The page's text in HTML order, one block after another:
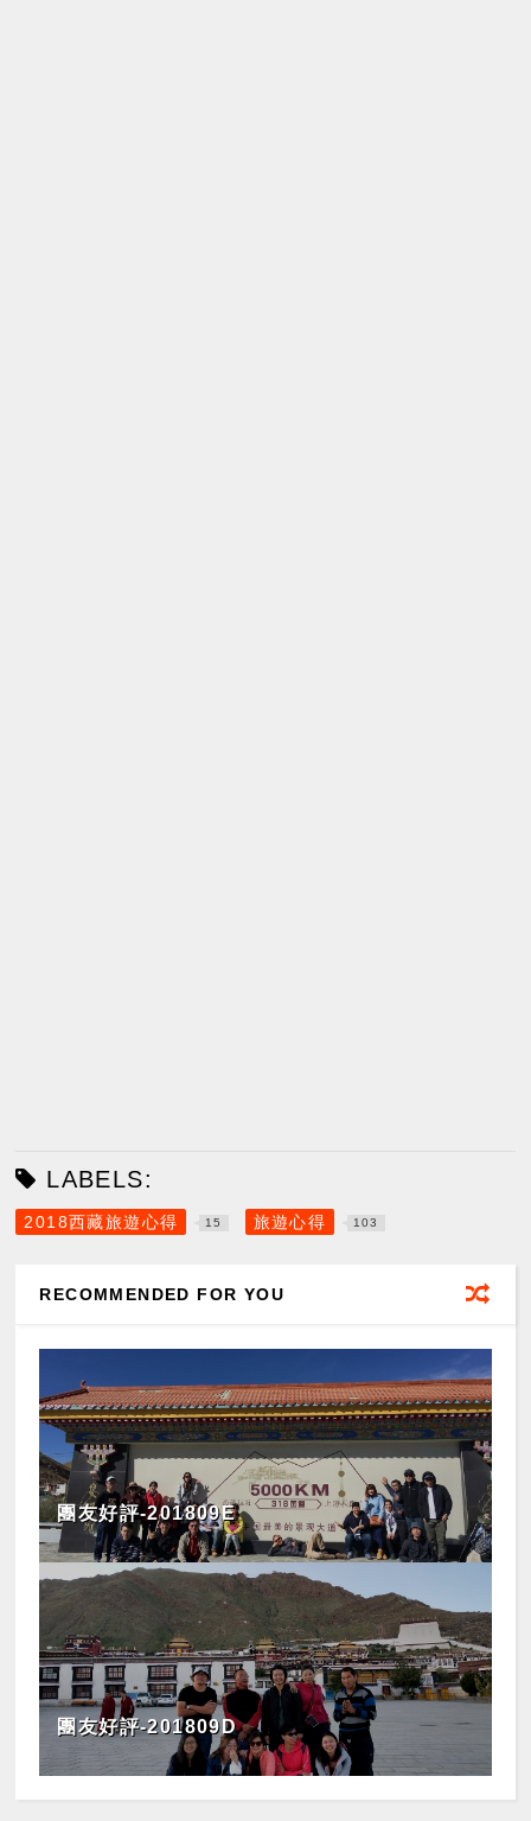
LABELS:
2018西藏旅遊心得 15 旅遊心得 103
RECOMMENDED FOR YOU
團友好評-201809E
團友好評-201809D